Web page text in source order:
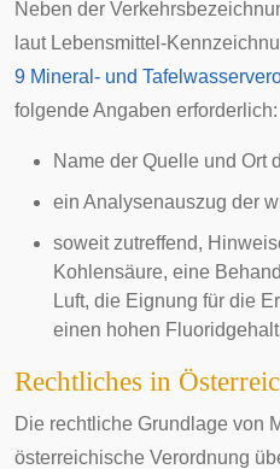
Neben der
laut Lebensmittel-
9 Mineral- und
folgende Angaben erforderlich:
Name der Quelle und Ort
ein Analysenauszug der
soweit zutreffend,
Kohlensäure, eine
Luft, die Eignung für die
einen hohen
Rechtliches in
Die rechtliche Grundlage von
österreichische Verordnung